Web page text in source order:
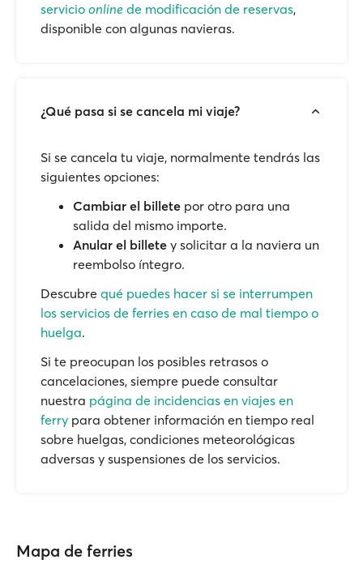
servicio online de modificación de reservas,
disponible con algunas navieras.
¿Qué pasa si se cancela mi viaje?
Si se cancela tu viaje, normalmente tendrás las
siguientes opciones:
Cambiar el billete por otro para una
salida del mismo importe.
Anular el billete y solicitar a la naviera un
reembolso íntegro.
Descubre qué puedes hacer si se interrumpen
los servicios de ferries en caso de mal tiempo o
huelga.
Si te preocupan los posibles retrasos o
cancelaciones, siempre puede consultar
nuestra página de incidencias en viajes en
ferry para obtener información en tiempo real
sobre huelgas, condiciones meteorológicas
adversas y suspensiones de los servicios.
Mapa de ferries